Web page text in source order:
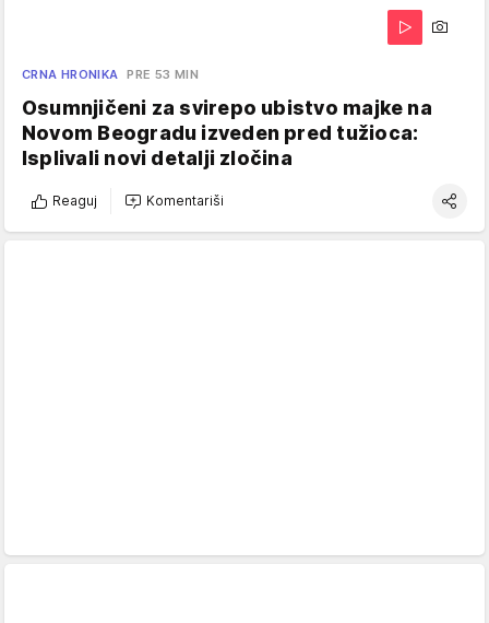
CRNA HRONIKA PRE 53 MIN
Osumnjičeni za svirepo ubistvo majke na
Novom Beogradu izveden pred tužioca:
Isplivali novi detalji zločina
Reaguj Komentariši